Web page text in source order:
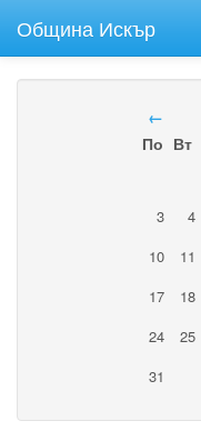
Община Искър
←
По Вт
3
4
10
11
17
18
24
25
31